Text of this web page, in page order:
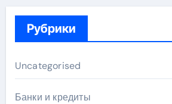
Рубрики
Uncategorised
Банки и кредиты